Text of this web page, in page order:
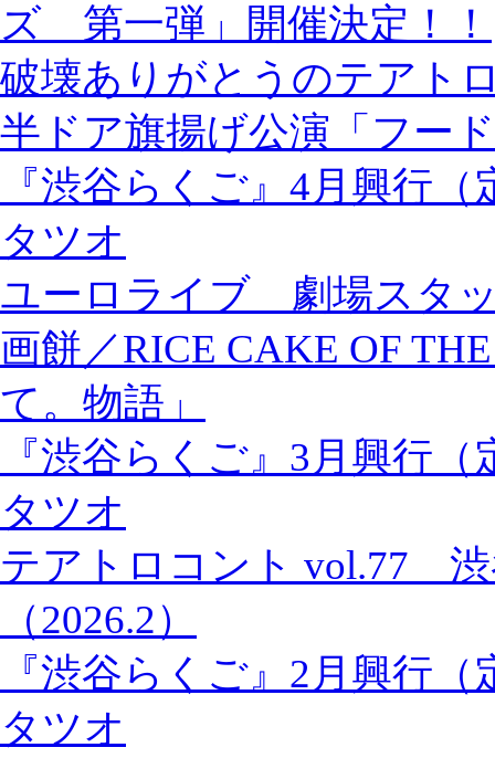
ズ 第一弾」開催決定！！
破壊ありがとうのテアト
半ドア旗揚げ公演「フー
『渋谷らくご』4月興行
タツオ
ユーロライブ 劇場スタ
画餅／RICE CAKE OF
て。物語」
『渋谷らくご』3月興行
タツオ
テアトロコント vol.77
（2026.2）
『渋谷らくご』2月興行
タツオ